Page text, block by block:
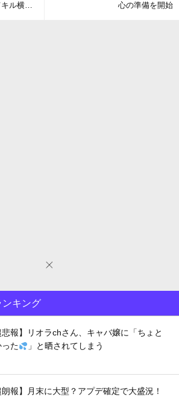
ル横取
心の準備を開始
ンキング
悲報】リオラchさん、キャバ嬢に「ちょと
た
」と晒されてしまう
朗報】月末に大型？アプデ確定で大盛況！